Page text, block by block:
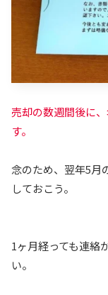
売却の数週間後に
す。
念のため、翌年5月
しておこう。
1ヶ月経っても連絡
い。